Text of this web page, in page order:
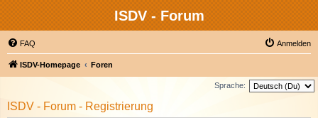
ISDV - Forum
FAQ Anmelden
ISDV-Homepage Foren
Sprache:
ISDV - Forum - Registrierung